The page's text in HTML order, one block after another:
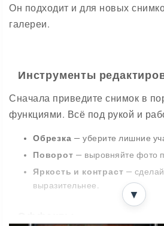
Он подходит и для новых
галереи.
Инструменты
Сначала приведите снимок в
функциями. Всё под рукой и
Обрезка — уберите лишние
Поворот — выровняйте фото
Яркость и контраст —
выразительнее.
▼